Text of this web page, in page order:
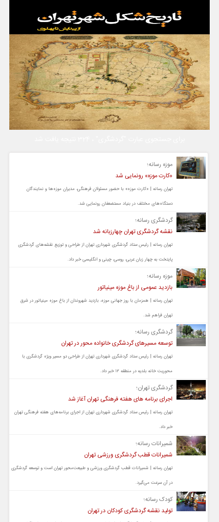
موزه رسانه؛
«کارت موزه» رونمایی شد
تهران رسانه | «کارت موزه» با حضور مسئولان فرهنگی، مدیران موزه‌ها و نمایندگان
دستگاه‌های مختلف در بنیاد مستضعفان رونمایی شد.
گردشگری رسانه؛
نقشه گردشگری تهران چهارزبانه شد
تهران رسانه | رئیس ستاد گردشگری شهرداری تهران از طراحی و توزیع نقشه‌های گردشگری
پایتخت به چهار زبان عربی، روسی، چینی و انگلیسی خبر داد.
موزه رسانه؛
بازدید عمومی از باغ موزه مینیاتور
تهران رسانه | همزمان با روز جهانی موزه، بازدید شهروندان از باغ موزه مینیاتور در شرق
تهران فراهم شد.
گردشگری رسانه؛
توسعه مسیرهای گردشگری خانواده محور در تهران
تهران رسانه | رئیس ستاد گردشگری شهرداری تهران از طراحی دو مسیر ویژه گردشگری با
محوریت خانه بلدیه در منطقه ۱۲ خبر داد.
گردشگری تهران؛
اجرای برنامه های هفته فرهنگی تهران آغاز شد
تهران رسانه | رئیس ستاد گردشگری شهرداری تهران از اجرای برنامه‌های هفته فرهنگی تهران
خبر داد.
شمیرانات رسانه؛
شمیرانات قطب گردشگری ورزشی تهران
تهران رسانه | شمیرانات قطب گردشگری ورزشی و طبیعت‌محور تهران است و توسعه گردشگری
در آن سرعت می‌گیرد.
کودک رسانه؛
تولید نقشه گردشگری کودکان در تهران